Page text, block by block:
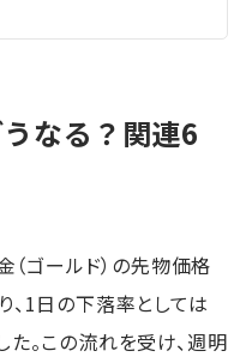
なる？関連6
ゴールド）の先物価格
1日の下落率としては
。この流れを受け、週明